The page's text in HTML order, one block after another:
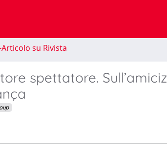
Articolo su Rivista
spettatore.